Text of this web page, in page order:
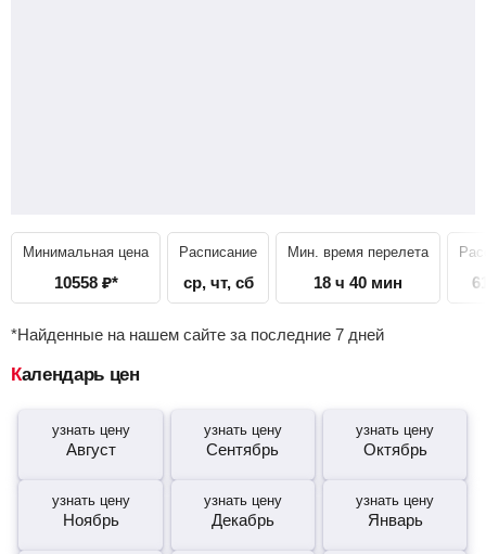
Минимальная цена
10558 ₽*
Расписание
ср, чт, сб
Мин. время перелета
18 ч 40 мин
*Найденные на нашем сайте за последние 7 дней
Календарь цен
узнать цену
Август
узнать цену
Сентябрь
узнать цену
Октябрь
узнать цену
Ноябрь
узнать цену
Декабрь
узнать цену
Январь